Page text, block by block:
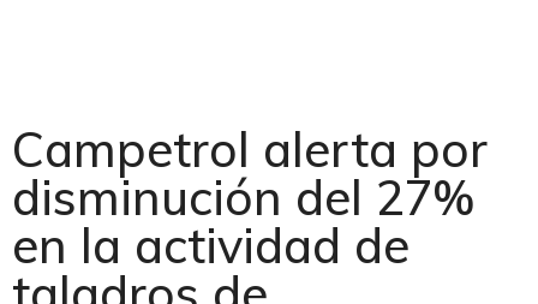
Campetrol alerta por
disminución del 27%
en la actividad de